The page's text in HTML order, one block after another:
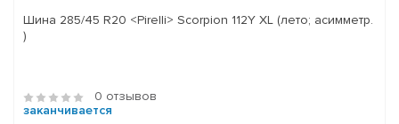
Шина 285/45 R20 <Pirelli> Scorpion 112Y XL (лето; асимметр.
)
0 отзывов
заканчивается